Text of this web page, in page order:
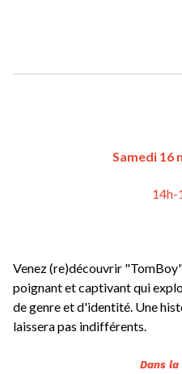
Samedi 16
14h-
Venez (re)découvrir
poignant et captivant qui
de genre et d'identité. Une
laissera pas indifférents.
Dans